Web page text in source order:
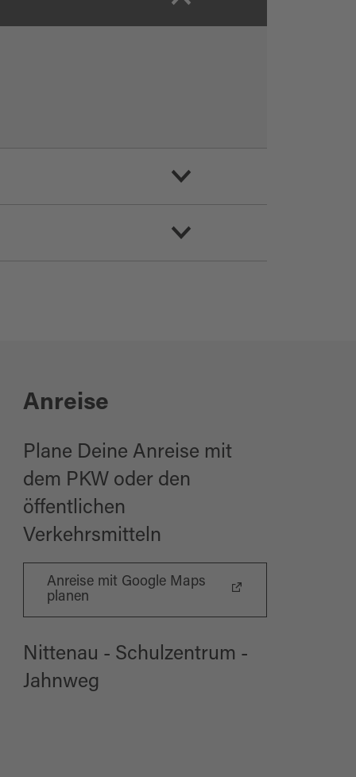
Anreise
Plane Deine Anreise mit
dem PKW oder den
öffentlichen
Verkehrsmitteln
Anreise mit Google Maps
planen
Nittenau - Schulzentrum -
Jahnweg